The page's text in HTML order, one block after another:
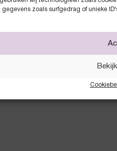
zoals surfgedrag of unieke